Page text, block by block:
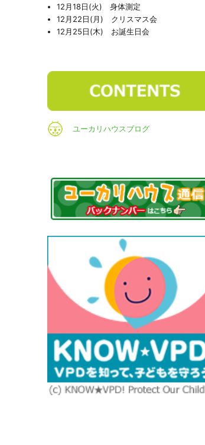
12月18日(火) 身体測定
12月22日(月) クリスマス会
12月25日(木) お誕生日会
ユーカリハウスブログ